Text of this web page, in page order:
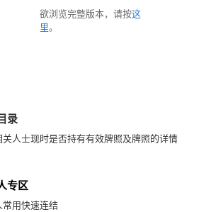
欲浏览完整版本，请按这
里。
录
关人士现时是否持有有效牌照及牌照的详情
专区
常用快速连结